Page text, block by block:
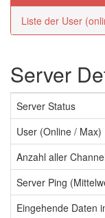
Liste der User
Server
Server Status
User (Online / Max)
Anzahl aller Channel
Server Ping
Eingehende Daten